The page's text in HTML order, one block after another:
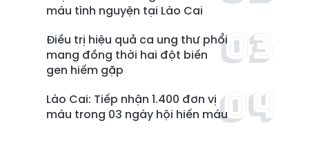
máu tình nguyện tại Lào Cai
Điều trị hiệu quả ca ung thư phổi
mang đồng thời hai đột biến
gen hiếm gặp
Lào Cai: Tiếp nhận 1.400 đơn vị
máu trong 03 ngày hội hiến máu